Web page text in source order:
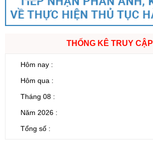
THỐNG KÊ TRUY CẬP
Hôm nay :
Hôm qua :
Tháng 08 :
Năm 2026 :
Tổng số :